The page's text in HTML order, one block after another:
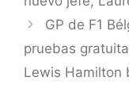
GP de F1
pruebas
Lewis Hamilton